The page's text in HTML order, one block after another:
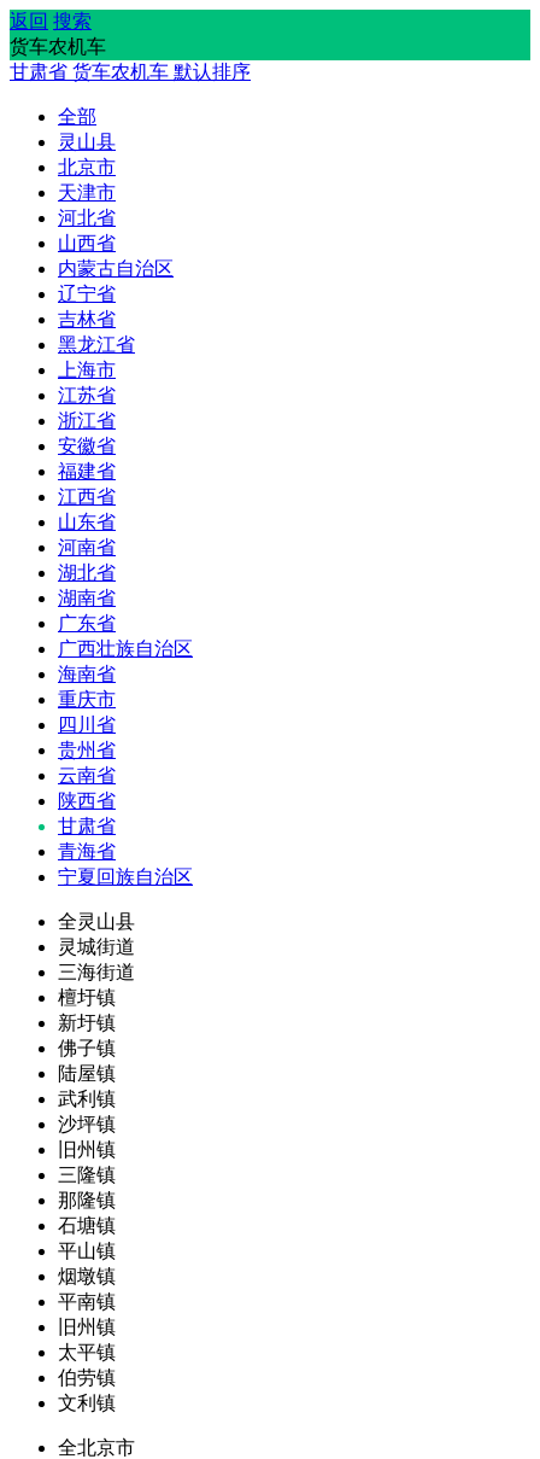
返回 搜索
货车农机车
甘肃省 货车农机车 默认排序
全部
灵山县
北京市
天津市
河北省
山西省
内蒙古自治区
辽宁省
吉林省
黑龙江省
上海市
江苏省
浙江省
安徽省
福建省
江西省
山东省
河南省
湖北省
湖南省
广东省
广西壮族自治区
海南省
重庆市
四川省
贵州省
云南省
陕西省
甘肃省
青海省
宁夏回族自治区
全灵山县
灵城街道
三海街道
檀圩镇
新圩镇
佛子镇
陆屋镇
武利镇
沙坪镇
旧州镇
三隆镇
那隆镇
石塘镇
平山镇
烟墩镇
平南镇
旧州镇
太平镇
伯劳镇
文利镇
全北京市